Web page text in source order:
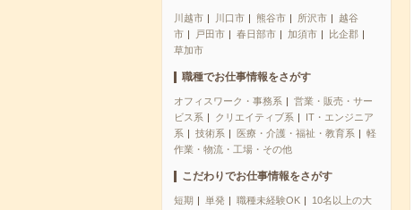
川越市 川口市 熊谷市 所沢市
越谷
市
戸田市 春日部市 加須市
比企郡
草加市
職種でお仕事情報をさがす
オフィスワーク・事務系
営業・販売・サー
ビス系
クリエイティブ系
IT・エンジニア
系
技術系 医療・介護・福祉・教育系
軽
作業・物流・工場・その他
こだわりでお仕事情報をさがす
短期 単発 職種未経験OK
10名以上の大